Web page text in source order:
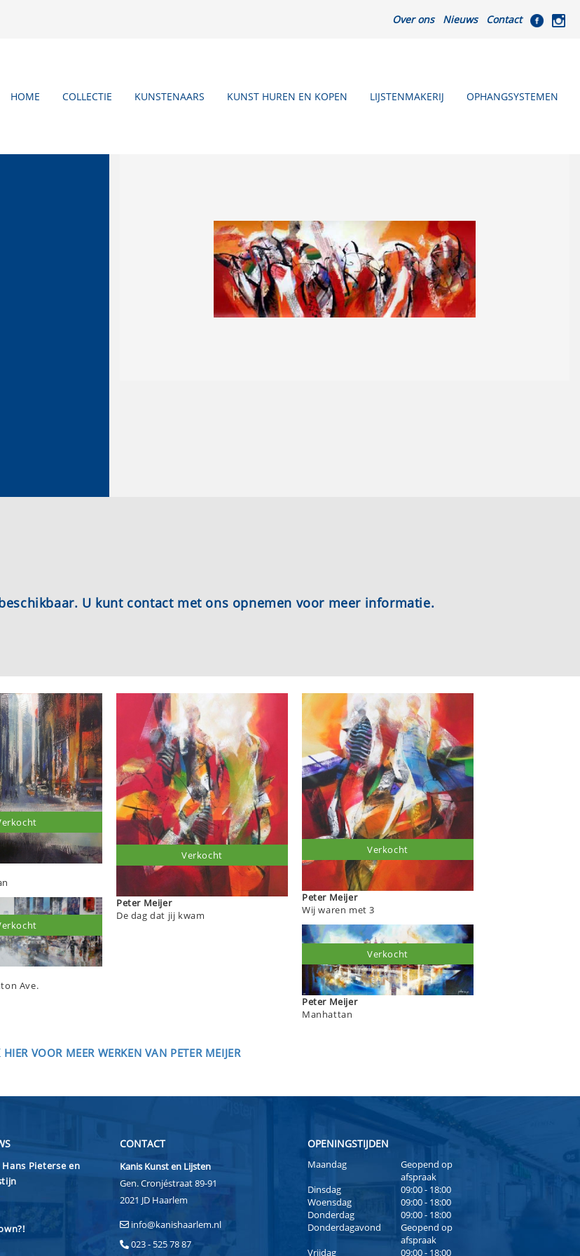
Over ons Nieuws Contact
HOME COLLECTIE KUNSTENAARS KUNST HUREN EN KOPEN LIJSTENMAKERIJ OPHANGSYSTEMEN
U kunt contact met ons opnemen voor meer informatie.
Ave.
Peter Meijer
De dag dat jij kwam
Verkocht
Peter Meijer
Wij waren met 3
Verkocht
Peter Meijer
Manhattan
Verkocht
HIER VOOR MEER WERKEN VAN PETER MEIJER
Pieterse en
CONTACT
Kanis Kunst en Lijsten
Gen. Cronjéstraat 89-91
2021 JD Haarlem
info@kanishaarlem.nl
023 - 525 78 87
OPENINGSTIJDEN
Maandag
Geopend op
afspraak
Dinsdag
09:00 - 18:00
Woensdag
09:00 - 18:00
Donderdag
09:00 - 18:00
Donderdagavond
Geopend op
afspraak
Vrijdag
09:00 - 18:00